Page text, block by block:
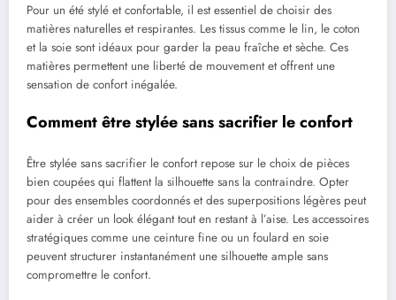
Pour un été stylé et confortable, il est essentiel de choisir des
matières naturelles et respirantes. Les tissus comme le lin, le coton
et la soie sont idéaux pour garder la peau fraîche et sèche. Ces
matières permettent une liberté de mouvement et offrent une
sensation de confort inégalée.
Comment être stylée sans sacrifier le confort
Être stylée sans sacrifier le confort repose sur le choix de pièces
bien coupées qui flattent la silhouette sans la contraindre. Opter
pour des ensembles coordonnés et des superpositions légères peut
aider à créer un look élégant tout en restant à l’aise. Les accessoires
stratégiques comme une ceinture fine ou un foulard en soie
peuvent structurer instantanément une silhouette ample sans
compromettre le confort.